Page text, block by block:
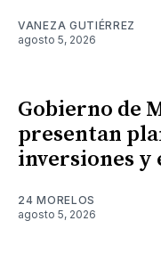
VANEZA GUTIÉRREZ
agosto 5, 2026
Gobierno de
presentan
inversiones y
24 MORELOS
agosto 5, 2026